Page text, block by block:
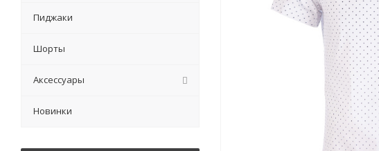
Пиджаки
Шорты
Аксессуары
Новинки